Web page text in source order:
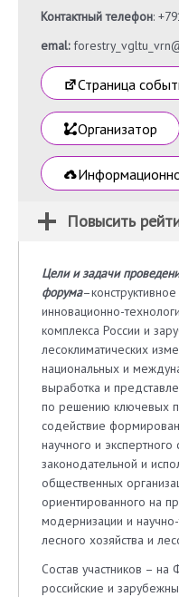
Контактный телефон:
emal:
Страница
Организатор
Повысить
Цели и задачи
форума
инновационно-
комплекса России и
лесоклиматических
национальных и
выработка и
по решению ключевых
содействие
научного и
законодательной и
общественных
ориентированного на
модернизации и научно-
лесного хозяйства и
Состав участников –
российские и